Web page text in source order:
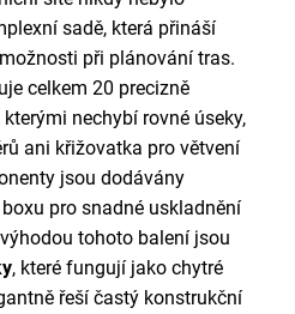
sadě, která přináší
při plánování tras.
celkem 20 precizně
nechybí rovné úseky,
ani křižovatka pro větvení
jsou dodávány
pro snadné uskladnění
tohoto balení jsou
, které fungují jako chytré
řeší častý konstrukční